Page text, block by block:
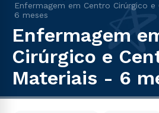
Enfermagem em Centro Cirúrgico
6 meses
Enfermagem
Cirúrgico e
Materiais - 6